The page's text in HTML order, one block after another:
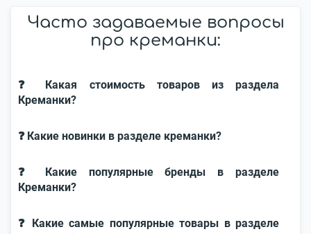
Часто задаваемые вопросы
про креманки:
❓ Какая стоимость товаров из раздела
Креманки?
❓ Какие новинки в разделе креманки?
❓ Какие популярные бренды в разделе
Креманки?
❓ Какие самые популярные товары в разделе